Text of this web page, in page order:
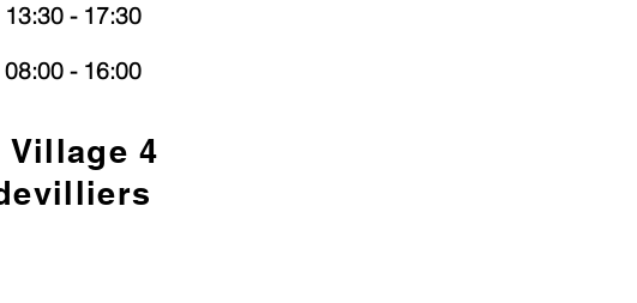
13:30 - 17:30
08:00 - 16:00
Village 4